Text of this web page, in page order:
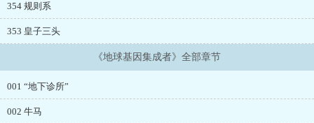
354 规则系
353 皇子三头
《地球基因集成者》全部章节
001 “地下诊所”
002 牛马